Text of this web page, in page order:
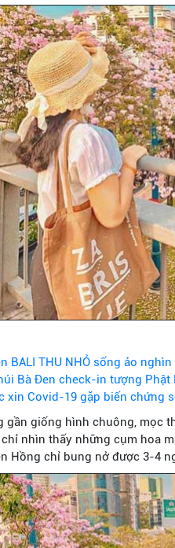
BALI THU NHỎ sống ảo
Bà Đen check-in tượng Phật
xin Covid-19 gặp biến chứng
gần giống hình chuông, mọc
nhìn thấy những cụm hoa
Hồng chỉ bung nở được 3-4